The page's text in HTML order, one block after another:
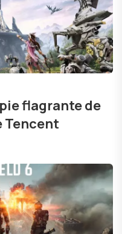
flagrante de
Tencent